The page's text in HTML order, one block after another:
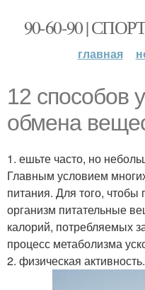
90-60-90 |
главная
12 способов
обмена
1. ешьте часто, но
Главным условием
питания. Для того,
организм питательные
калорий, потребляемых
процесс метаболизма
2. физическая активность.